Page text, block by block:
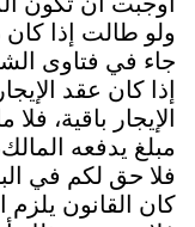
ولو طالت إذا
جاء في فتاوى
إذا كان عقد
الإيجار باقية،
مبلغ يدفعه
فلا حق لكم في
كان القانون يلزم